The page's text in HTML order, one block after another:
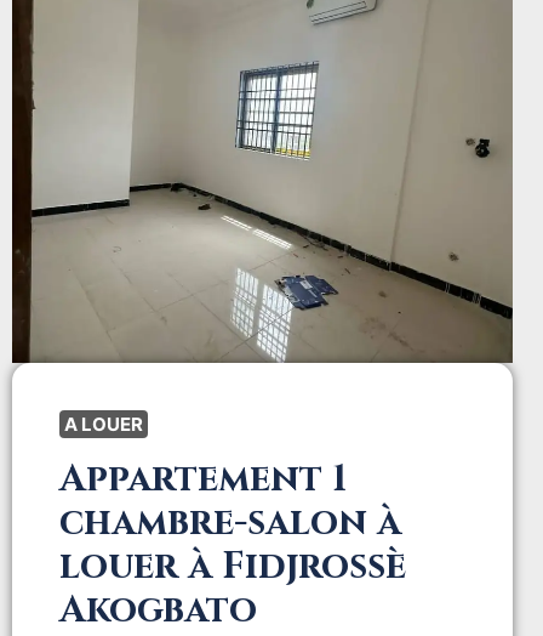
A LOUER
Appartement 1
chambre-salon à
louer à Fidjrossè
Akogbato